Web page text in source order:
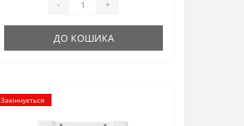
- +
ДО КОШИКА
Закінчується